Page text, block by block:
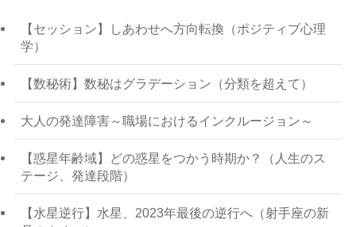
【セッション】しあわせへ方向転換（ポジティブ心理
学）
【数秘術】数秘はグラデーション（分類を超えて）
大人の発達障害～職場におけるインクルージョン～
【惑星年齢域】どの惑星をつかう時期か？（人生のス
テージ、発達段階）
【水星逆行】水星、2023年最後の逆行へ（射手座の新